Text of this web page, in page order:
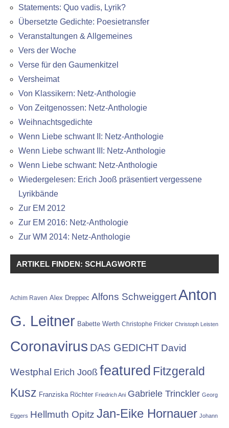
Statements: Quo vadis, Lyrik?
Übersetzte Gedichte: Poesietransfer
Veranstaltungen & Allgemeines
Vers der Woche
Verse für den Gaumenkitzel
Versheimat
Von Klassikern: Netz-Anthologie
Von Zeitgenossen: Netz-Anthologie
Weihnachtsgedichte
Wenn Liebe schwant II: Netz-Anthologie
Wenn Liebe schwant III: Netz-Anthologie
Wenn Liebe schwant: Netz-Anthologie
Wiedergelesen: Erich Jooß präsentiert vergessene
Lyrikbände
Zur EM 2012
Zur EM 2016: Netz-Anthologie
Zur WM 2014: Netz-Anthologie
ARTIKEL FINDEN: SCHLAGWORTE
Achim Raven Alex Dreppec Alfons Schweiggert Anton
G. Leitner Babette Werth Christophe Fricker Christoph Leisten
Coronavirus DAS GEDICHT David
Westphal Erich Jooß featured Fitzgerald
Kusz Franziska Röchter Friedrich Ani Gabriele Trinckler Georg
Eggers Hellmuth Opitz Jan-Eike Hornauer Johann